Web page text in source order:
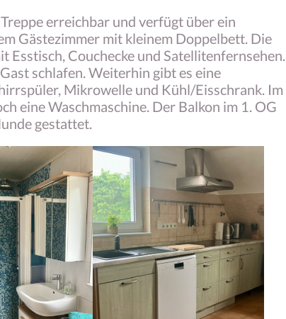
erreichbar und verfügt über ein
Gästezimmer mit kleinem Doppelbett. Die
Couchecke und Satellitenfernsehen.
schlafen. Weiterhin gibt es eine
Mikrowelle und Kühl/Eisschrank. Im
eine Waschmaschine. Der Balkon im 1. OG
gestattet.